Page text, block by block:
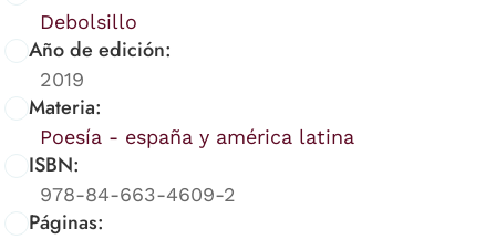
Debolsillo
Año de edición:
2019
Materia:
Poesía - españa y américa latina
ISBN:
978-84-663-4609-2
Páginas: